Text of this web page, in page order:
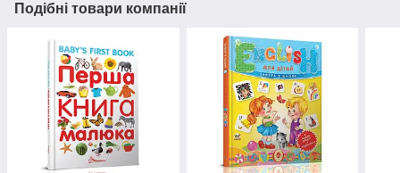
Подібні товари компанії